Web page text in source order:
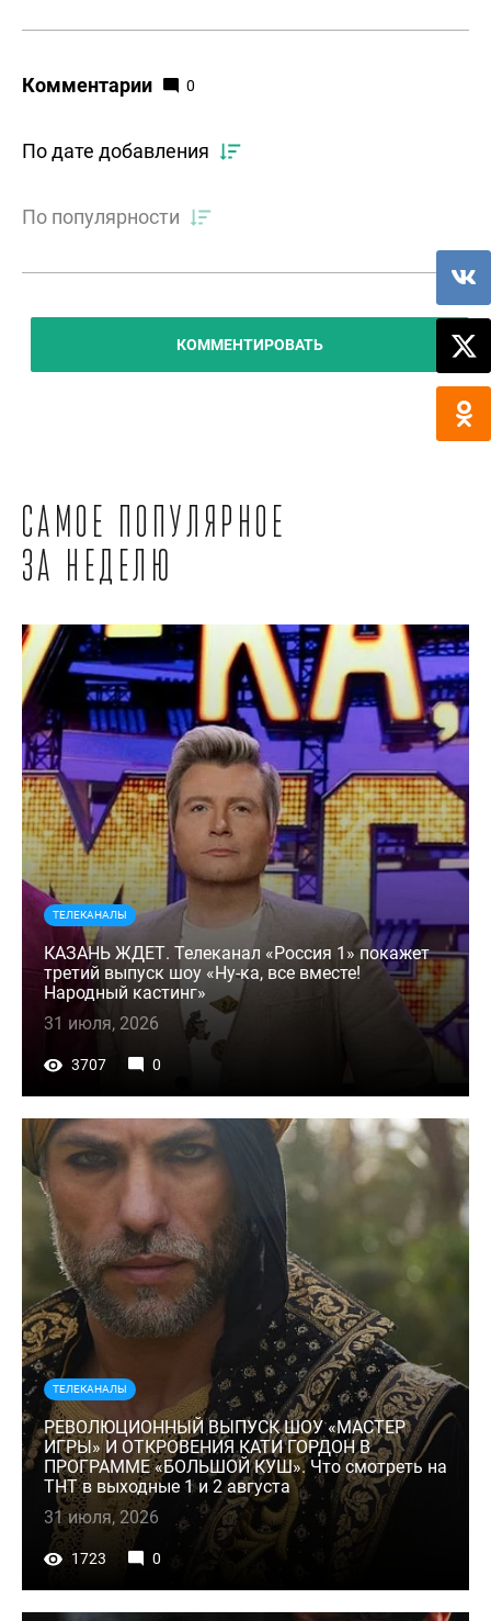
Комментарии 0
По дате добавления
По популярности
КОММЕНТИРОВАТЬ
Самое популярное
за неделю
ТЕЛЕКАНАЛЫ
КАЗАНЬ ЖДЕТ. Телеканал «Россия 1» покажет
третий выпуск шоу «Ну-ка, все вместе!
Народный кастинг»
31 июля, 2026
3707 0
ТЕЛЕКАНАЛЫ
РЕВОЛЮЦИОННЫЙ ВЫПУСК ШОУ «МАСТЕР
ИГРЫ» И ОТКРОВЕНИЯ КАТИ ГОРДОН В
ПРОГРАММЕ «БОЛЬШОЙ КУШ». Что смотреть на
ТНТ в выходные 1 и 2 августа
31 июля, 2026
1723 0